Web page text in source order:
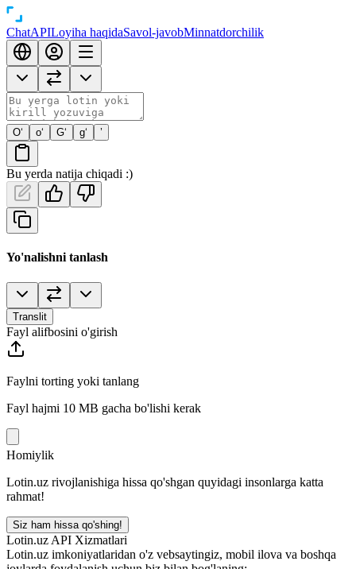
ChatAPILoyiha haqidaSavol-javobMinnatdorchilik
O‘ o‘ G‘ g‘ ’
Bu yerda natija chiqadi :)
Yo'nalishni tanlash
Translit
Fayl alifbosini o'girish
Faylni torting yoki tanlang
Fayl hajmi 10 MB gacha bo'lishi kerak
Homiylik
Lotin.uz rivojlanishiga hissa qo'shgan quyidagi insonlarga katta
rahmat!
Siz ham hissa qo'shing!
Lotin.uz API Xizmatlari
Lotin.uz imkoniyatlaridan o'z vebsaytingiz, mobil ilova va boshqa